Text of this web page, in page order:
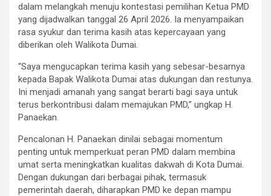
dalam melangkah menuju kontestasi pemilihan Ketua PMD
yang dijadwalkan tanggal 26 April 2026. Ia menyampaikan
rasa syukur dan terima kasih atas kepercayaan yang
diberikan oleh Walikota Dumai.
“Saya mengucapkan terima kasih yang sebesar-besarnya
kepada Bapak Walikota Dumai atas dukungan dan restunya.
Ini menjadi amanah yang sangat berarti bagi saya untuk
terus berkontribusi dalam memajukan PMD,” ungkap H.
Panaekan.
Pencalonan H. Panaekan dinilai sebagai momentum
penting untuk memperkuat peran PMD dalam membina
umat serta meningkatkan kualitas dakwah di Kota Dumai.
Dengan dukungan dari berbagai pihak, termasuk
pemerintah daerah, diharapkan PMD ke depan mampu